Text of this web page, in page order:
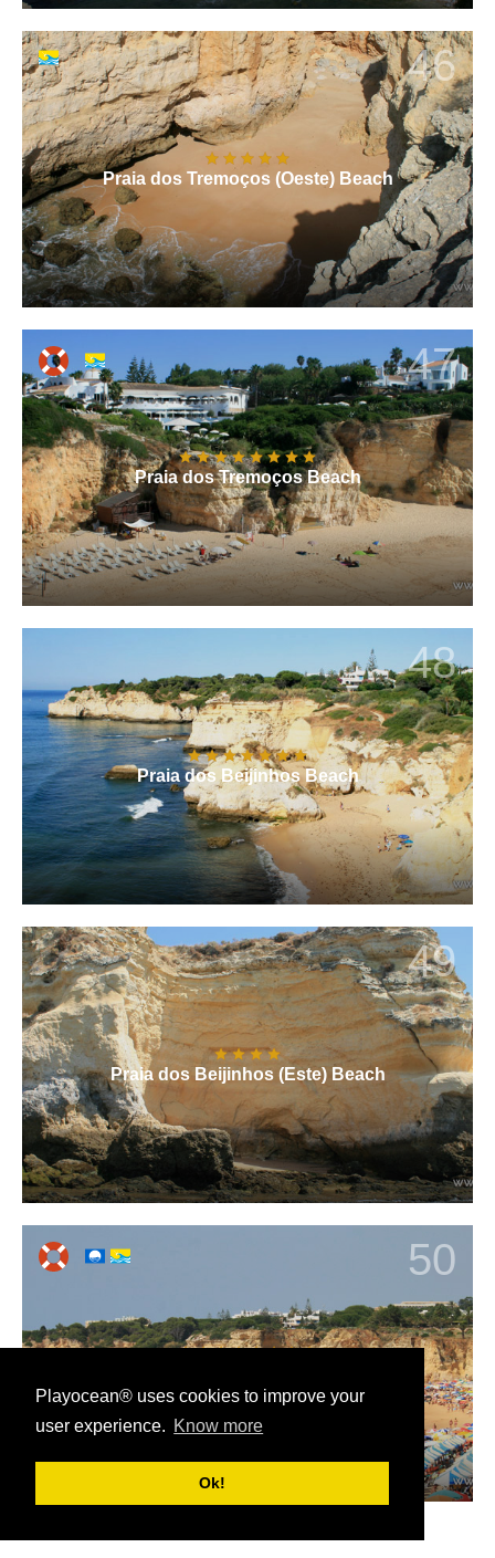
Playocean® uses cookies to improve your
user experience. Know more
Ok!
46
Praia dos Tremoços (Oeste) Beach
47
Praia dos Tremoços Beach
48
Praia dos Beijinhos Beach
49
Praia dos Beijinhos (Este) Beach
50